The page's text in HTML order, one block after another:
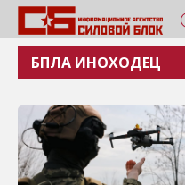
БПЛА ИНОХОДЕЦ